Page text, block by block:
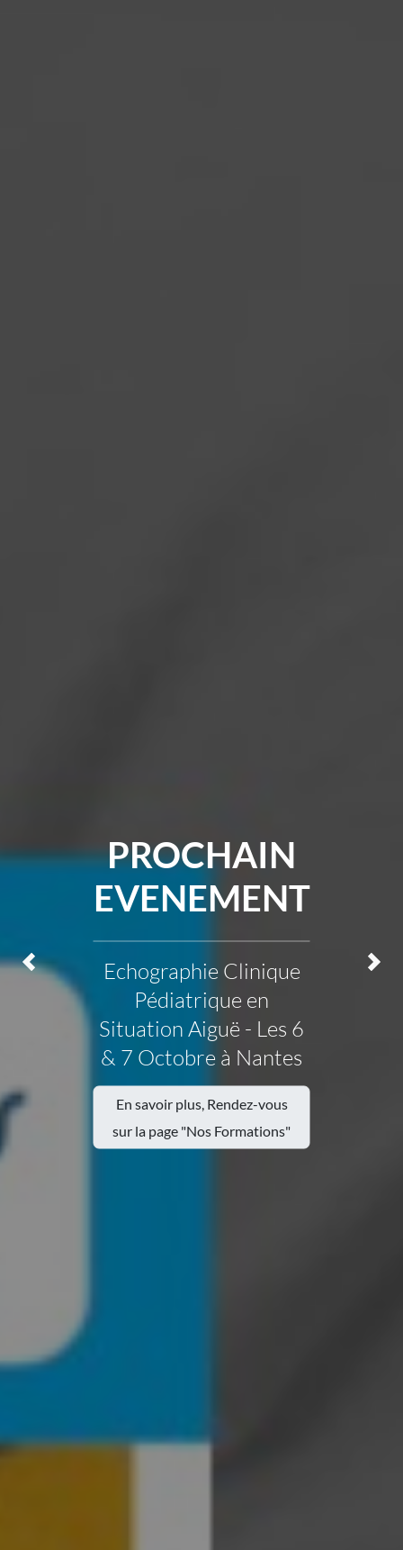
PROCHAIN
EVENEMENT
Echographie Clinique
Pédiatrique en
Situation Aiguë - Les 6
& 7 Octobre à Nantes
En savoir plus, Rendez-vous
sur la page "Nos Formations"
Précédent
Précédent
Précédent
Précédent
Précédent